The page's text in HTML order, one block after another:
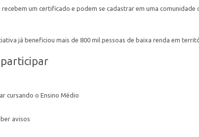
um certificado e podem se cadastrar em uma comunidade
já beneficiou mais de 800 mil pessoas de baixa renda em
cursando o Ensino Médio
avisos